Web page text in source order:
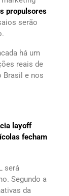
propulsores
serão
há um
reais de
Brasil e nos
layoff
fecham
será
Segundo a
da